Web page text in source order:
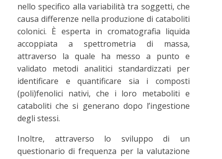
nello specifico alla variabilità tra soggetti, che
causa differenze nella produzione di cataboliti
colonici. È esperta in cromatografia liquida
accoppiata a spettrometria di massa,
attraverso la quale ha messo a punto e
validato metodi analitici standardizzati per
identificare e quantificare sia i composti
(poli)fenolici nativi, che i loro metaboliti e
cataboliti che si generano dopo l’ingestione
degli stessi.
Inoltre, attraverso lo sviluppo di un
questionario di frequenza per la valutazione